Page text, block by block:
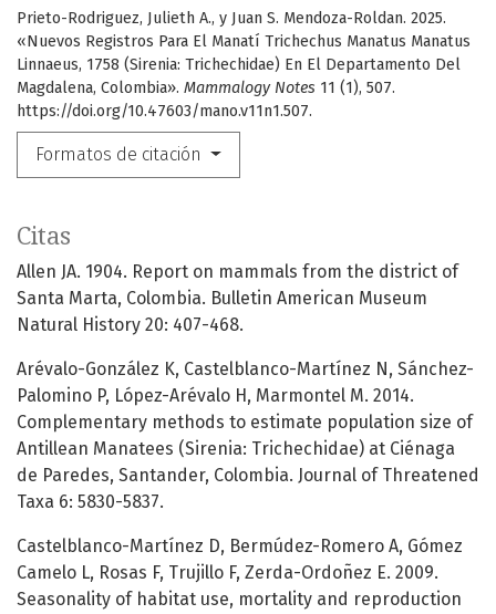
Prieto-Rodriguez, Julieth A., y Juan S. Mendoza-Roldan. 2025.
«Nuevos Registros Para El Manatí Trichechus Manatus Manatus
Linnaeus, 1758 (Sirenia: Trichechidae) En El Departamento Del
Magdalena, Colombia». Mammalogy Notes 11 (1), 507.
https://doi.org/10.47603/mano.v11n1.507.
Formatos de citación
Citas
Allen JA. 1904. Report on mammals from the district of
Santa Marta, Colombia. Bulletin American Museum
Natural History 20: 407-468.
Arévalo-González K, Castelblanco-Martínez N, Sánchez-
Palomino P, López-Arévalo H, Marmontel M. 2014.
Complementary methods to estimate population size of
Antillean Manatees (Sirenia: Trichechidae) at Ciénaga
de Paredes, Santander, Colombia. Journal of Threatened
Taxa 6: 5830-5837.
Castelblanco-Martínez D, Bermúdez-Romero A, Gómez
Camelo L, Rosas F, Trujillo F, Zerda-Ordoñez E. 2009.
Seasonality of habitat use, mortality and reproduction